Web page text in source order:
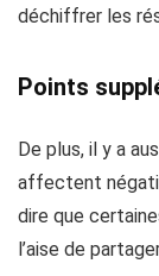
déchiffrer les
Points
De plus, il y a
affectent
dire que
l’aise de